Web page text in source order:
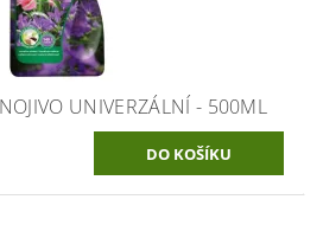
UNIVERZÁLNÍ - 500ML